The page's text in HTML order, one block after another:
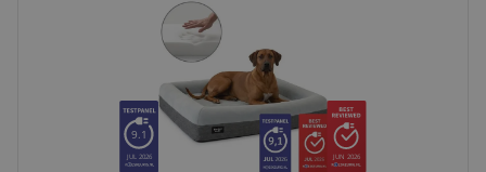
9.1
JUL 2026 JUN 2026